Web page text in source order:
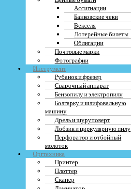
Ассигнации
Банковские чеки
Векселя
Лотерейные билеты
Облигации
Почтовые марки
Фотографии
Инструмент
Рубанок и фрезер
Сварочный аппарат
Бензопилу и электропилу
Болгарку и шлифовальную
машину
Дрель и шуруповерт
Лобзик и циркулярную пилу
Перфоратор и отбойный
молоток
Оргтехника
Принтер
Плоттер
Сканер